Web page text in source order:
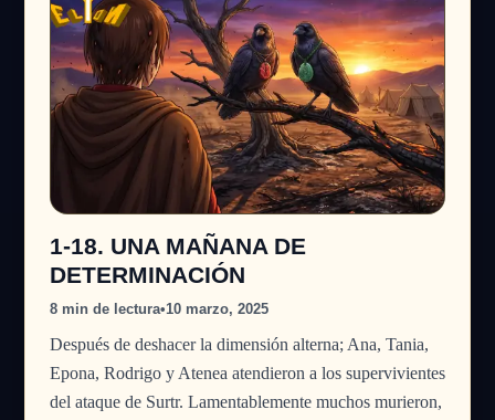
1-18. UNA MAÑANA DE
DETERMINACIÓN
8 min de lectura•10 marzo, 2025
Después de deshacer la dimensión alterna; Ana, Tania,
Epona, Rodrigo y Atenea atendieron a los supervivientes
del ataque de Surtr. Lamentablemente muchos murieron,